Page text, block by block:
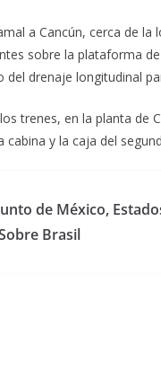
a Cancún, cerca de
sobre la plataforma
del drenaje longitudinal
trenes, en la planta de
cabina y la caja del
de México,
Brasil